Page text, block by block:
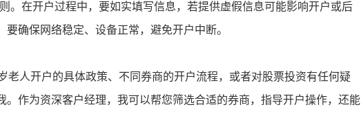
。在开户过程中，要如实填写信息，若提供虚假信息可能影响开户或后
确保网络稳定、设备正常，避免开户中断。
老人开户的具体政策、不同券商的开户流程，或者对股票投资有任何疑
。作为资深客户经理，我可以帮您筛选合适的券商，指导开户操作，还能